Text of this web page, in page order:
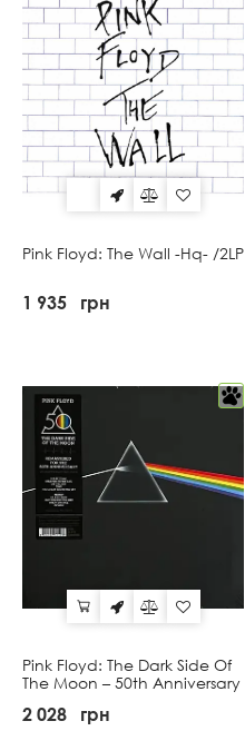
Pink Floyd: The Wall -Hq- /2LP
1 935 грн
Pink Floyd: The Dark Side Of
The Moon – 50th Anniversary
2 028 грн